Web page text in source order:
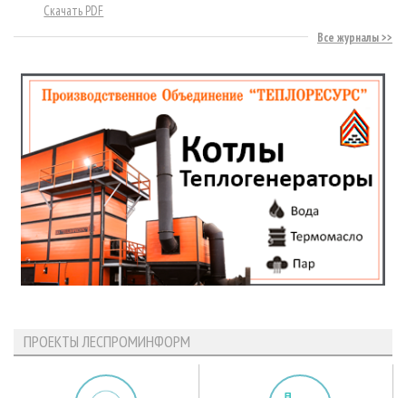
Скачать PDF
Все журналы
ПРОЕКТЫ ЛЕСПРОМИНФОРМ